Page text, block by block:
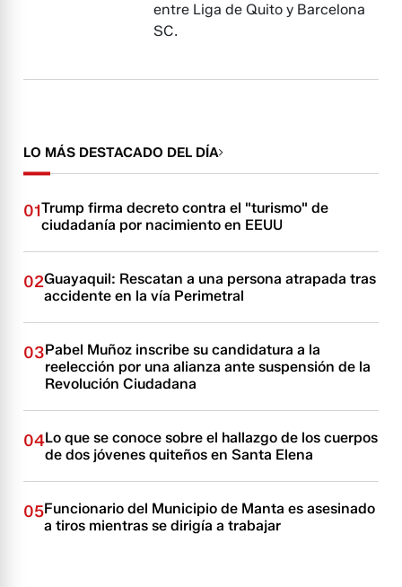
entre Liga de Quito y Barcelona
SC.
LO MÁS DESTACADO DEL DÍA
01Trump firma decreto contra el "turismo" de
ciudadanía por nacimiento en EEUU
02Guayaquil: Rescatan a una persona atrapada tras
accidente en la vía Perimetral
03Pabel Muñoz inscribe su candidatura a la
reelección por una alianza ante suspensión de la
Revolución Ciudadana
04Lo que se conoce sobre el hallazgo de los cuerpos
de dos jóvenes quiteños en Santa Elena
05Funcionario del Municipio de Manta es asesinado
a tiros mientras se dirigía a trabajar